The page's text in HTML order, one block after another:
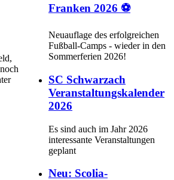
Franken 2026 ⚽
Neuauflage des erfolgreichen
Fußball-Camps - wieder in den
Sommerferien 2026!
SC Schwarzach
Veranstaltungskalender
2026
Es sind auch im Jahr 2026
interessante Veranstaltungen
geplant
Neu: Scolia-